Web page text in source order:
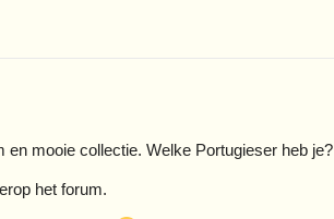
en mooie collectie. Welke Portugieser heb je?
het forum.